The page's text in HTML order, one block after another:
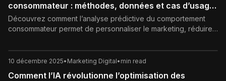
consommateur : méthodes, données et cas d’usage
concrets
Découvrez comment l’analyse prédictive du comportement
consommateur permet de personnaliser le marketing, réduire
tout en respectant la vie privée.
10 décembre 2025• Marketing Digital• min read
Comment l’IA révolutionne l’optimisation des